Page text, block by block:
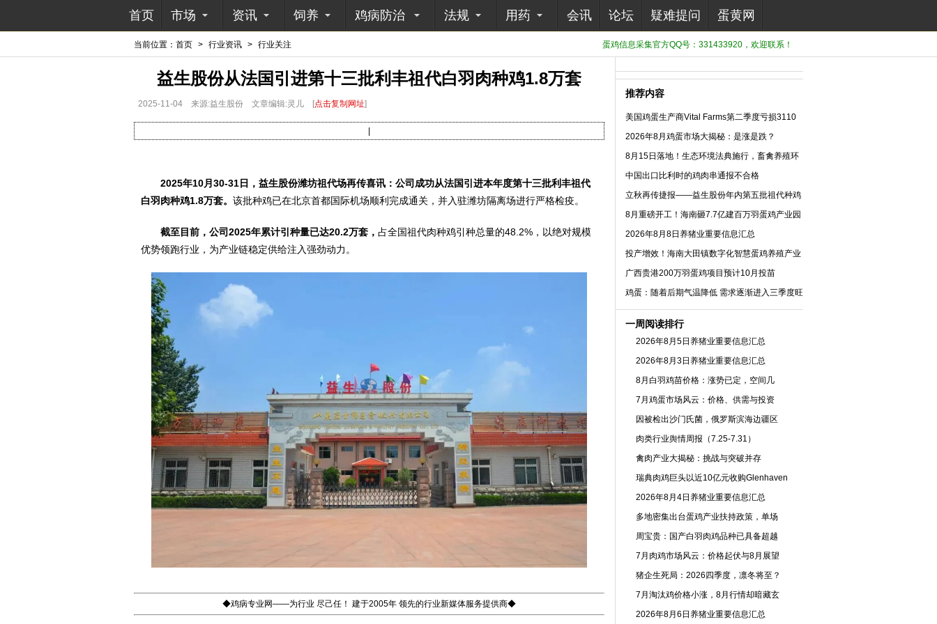
首页 市场 资讯 饲养 鸡病防治 法规 用药 会讯 论坛 疑难提问 蛋黄网
蛋鸡信息采集官方QQ号：331433920，欢迎联系！
当前位置： 首页 > 行业资讯 > 行业关注
益生股份从法国引进第十三批利丰祖代白羽肉种鸡1.8万套
2025-11-04 来源:益生股份 文章编辑:灵儿 [点击复制网址]
2025年10月30-31日，益生股份潍坊祖代场再传喜讯：公司成功从法国引进本年度第十三批利丰祖代
白羽肉种鸡1.8万套。 该批种鸡已在北京首都国际机场顺利完成通关，并入驻潍坊隔离场进行严格检疫。
截至目前，公司2025年累计引种量已达20.2万套， 占全国祖代肉种鸡引种总量的48.2%，以绝对规模
优势领跑行业，为产业链稳定供给注入强劲动力。
◆鸡病专业网——为行业 尽己任！ 建于2005年 领先的行业新媒体服务提供商◆
推荐内容
美国鸡蛋生产商Vital Farms第二季度亏损3110
万美元
2026年8月鸡蛋市场大揭秘：是涨是跌？
8月15日落地！生态环境法典施行，畜禽养殖环
保合规法治化新阶段
中国出口比利时的鸡肉串通报不合格
立秋再传捷报——益生股份年内第五批祖代种鸡
引种落地
8月重磅开工！海南砸7.7亿建百万羽蛋鸡产业园
2026年8月8日养猪业重要信息汇总
投产增效！海南大田镇数字化智慧蛋鸡养殖产业
园正式投产
广西贵港200万羽蛋鸡项目预计10月投苗
鸡蛋：随着后期气温降低 需求逐渐进入三季度旺
季
一周阅读排行
2026年8月5日养猪业重要信息汇总
2026年8月3日养猪业重要信息汇总
8月白羽鸡苗价格：涨势已定，空间几
7月鸡蛋市场风云：价格、供需与投资
因被检出沙门氏菌，俄罗斯滨海边疆区
肉类行业舆情周报（7.25-7.31）
禽肉产业大揭秘：挑战与突破并存
瑞典肉鸡巨头以近10亿元收购Glenhaven
2026年8月4日养猪业重要信息汇总
多地密集出台蛋鸡产业扶持政策，单场
周宝贵：国产白羽肉鸡品种已具备超越
7月肉鸡市场风云：价格起伏与8月展望
猪企生死局：2026四季度，凛冬将至？
7月淘汰鸡价格小涨，8月行情却暗藏玄
2026年8月6日养猪业重要信息汇总